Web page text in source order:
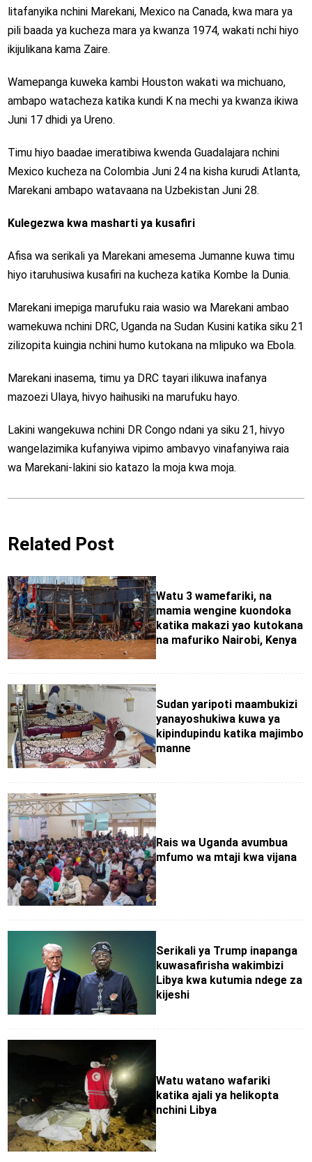
litafanyika nchini Marekani, Mexico na Canada, kwa mara ya
pili baada ya kucheza mara ya kwanza 1974, wakati nchi hiyo
ikijulikana kama Zaire.
Wamepanga kuweka kambi Houston wakati wa michuano,
ambapo watacheza katika kundi K na mechi ya kwanza ikiwa
Juni 17 dhidi ya Ureno.
Timu hiyo baadae imeratibiwa kwenda Guadalajara nchini
Mexico kucheza na Colombia Juni 24 na kisha kurudi Atlanta,
Marekani ambapo watavaana na Uzbekistan Juni 28.
Kulegezwa kwa masharti ya kusafiri
Afisa wa serikali ya Marekani amesema Jumanne kuwa timu
hiyo itaruhusiwa kusafiri na kucheza katika Kombe la Dunia.
Marekani imepiga marufuku raia wasio wa Marekani ambao
wamekuwa nchini DRC, Uganda na Sudan Kusini katika siku 21
zilizopita kuingia nchini humo kutokana na mlipuko wa Ebola.
Marekani inasema, timu ya DRC tayari ilikuwa inafanya
mazoezi Ulaya, hivyo haihusiki na marufuku hayo.
Lakini wangekuwa nchini DR Congo ndani ya siku 21, hivyo
wangelazimika kufanyiwa vipimo ambavyo vinafanyiwa raia
wa Marekani-lakini sio katazo la moja kwa moja.
Related Post
Watu 3 wamefariki, na
mamia wengine kuondoka
katika makazi yao kutokana
na mafuriko Nairobi, Kenya
Sudan yaripoti maambukizi
yanayoshukiwa kuwa ya
kipindupindu katika majimbo
manne
Rais wa Uganda avumbua
mfumo wa mtaji kwa vijana
Serikali ya Trump inapanga
kuwasafirisha wakimbizi
Libya kwa kutumia ndege za
kijeshi
Watu watano wafariki
katika ajali ya helikopta
nchini Libya